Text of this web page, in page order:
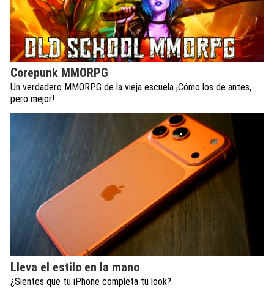
Corepunk MMORPG
Un verdadero MMORPG de la vieja escuela ¡Cómo los de antes,
pero mejor!
Lleva el estilo en la mano
¿Sientes que tu iPhone completa tu look?